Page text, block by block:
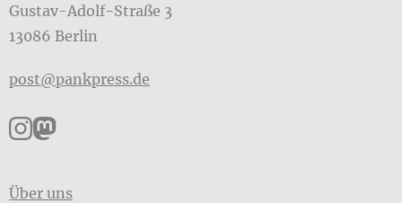
Gustav-Adolf-Straße 3
13086 Berlin
post@pankpress.de
Pankpress auf Instagram
Pankpress auf Mastodon
Über uns